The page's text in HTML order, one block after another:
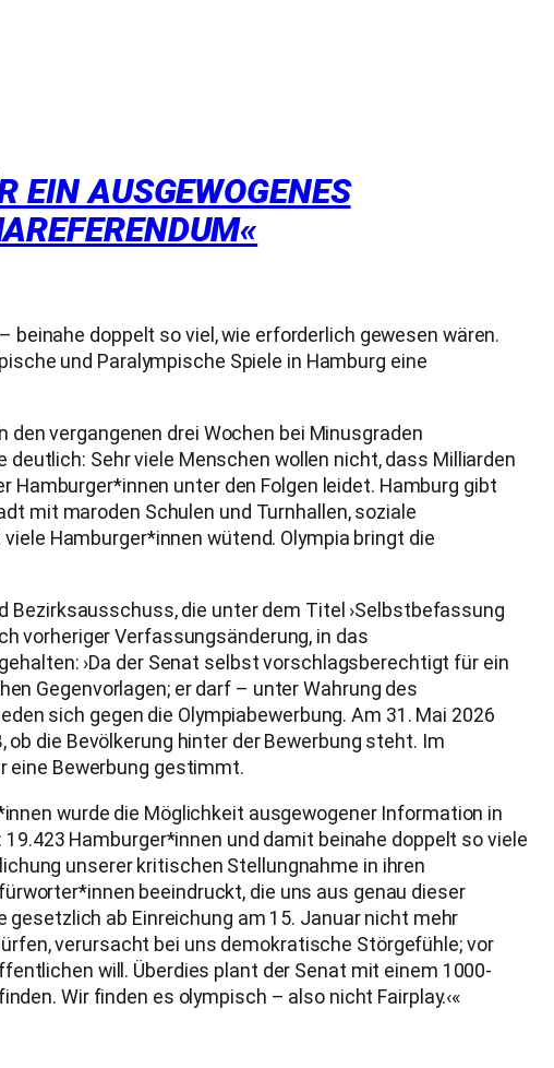
AUSGEWOGENES
doppelt so viel, wie erforderlich gewesen wären.
und Paralympische Spiele in Hamburg eine
den vergangenen drei Wochen bei Minusgraden
Sehr viele Menschen wollen nicht, dass Milliarden
Hamburger*innen unter den Folgen leidet. Hamburg gibt
mit maroden Schulen und Turnhallen, soziale
Hamburger*innen wütend. Olympia bringt die
die unter dem Titel ›Selbstbefassung
vorheriger Verfassungsänderung, in das
›Da der Senat selbst vorschlagsberechtigt für ein
Gegenvorlagen; er darf – unter Wahrung des
sich gegen die Olympiabewerbung. Am 31. Mai 2026
die Bevölkerung hinter der Bewerbung steht. Im
eine Bewerbung gestimmt.
wurde die Möglichkeit ausgewogener Information in
Hamburger*innen und damit beinahe doppelt so viele
unserer kritischen Stellungnahme in ihren
beeindruckt, die uns aus genau dieser
ab Einreichung am 15. Januar nicht mehr
verursacht bei uns demokratische Störgefühle; vor
will. Überdies plant der Senat mit einem 1000-
Wir finden es olympisch – also nicht Fairplay.‹«